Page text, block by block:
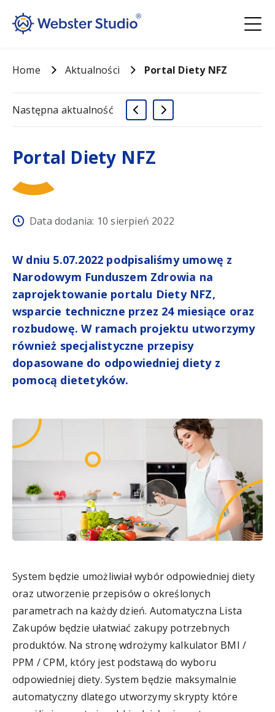
Home Aktualności Portal Diety NFZ
Następna aktualność
Portal Diety NFZ
Data dodania: 10 sierpień 2022
W dniu 5.07.2022 podpisaliśmy umowę z
Narodowym Funduszem Zdrowia na
zaprojektowanie portalu Diety NFZ,
wsparcie techniczne przez 24 miesiące oraz
rozbudowę. W ramach projektu utworzymy
również specjalistyczne przepisy
dopasowane do odpowiedniej diety z
pomocą dietetyków.
System będzie umożliwiał wybór odpowiedniej diety
oraz utworzenie przepisów o określonych
parametrach na każdy dzień. Automatyczna Lista
Zakupów będzie ułatwiać zakupy potrzebnych
produktów. Na stronę wdrożymy kalkulator BMI /
PPM / CPM, który jest podstawą do wyboru
odpowiedniej diety. System będzie maksymalnie
automatyczny dlatego utworzymy skrypty które